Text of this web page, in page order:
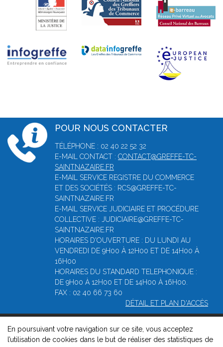
POUR NOUS CONTACTER
TÉLÉPHONE : 02 40 22 52 32
E-MAIL CONTACT : CONTACT@GREFFE-TC-
SAINTNAZAIRE.FR
E-MAIL SERVICE REGISTRE DU COMMERCE
ET DES SOCIÉTÉS : RCS@GREFFE-TC-
SAINTNAZAIRE.FR
E-MAIL SERVICE JUDICIAIRE ET PROCÉDURE
COLLECTIVE : JUDICIAIRE@GREFFE-TC-
SAINTNAZAIRE.FR
HORAIRES D'OUVERTURE : DU LUNDI AU
VENDREDI DE 9H00 À 12H00 ET DE 14H00 À
16H00
HORAIRES DU STANDARD TELEPHONIQUE :
DE 9H00 À 12H00 ET DE 14H00 À 16H00.
FAX : 02 40 66 73 60
DÉTAIL ET PLAN D'ACCÈS
© 2026, Greffe du tribunal de commerce de Saint-Nazaire -
Mentions légales-Contact -Gestion des cookies-Politique de
En poursuivant votre navigation sur ce site, vous acceptez
l’utilisation de cookies dans le but de réaliser des statistiques de